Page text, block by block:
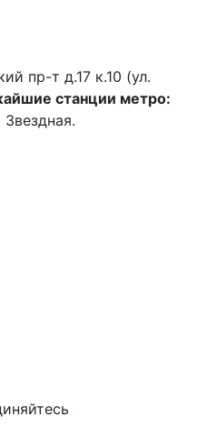
пр-т д.17 к.10 (ул.
станции метро: